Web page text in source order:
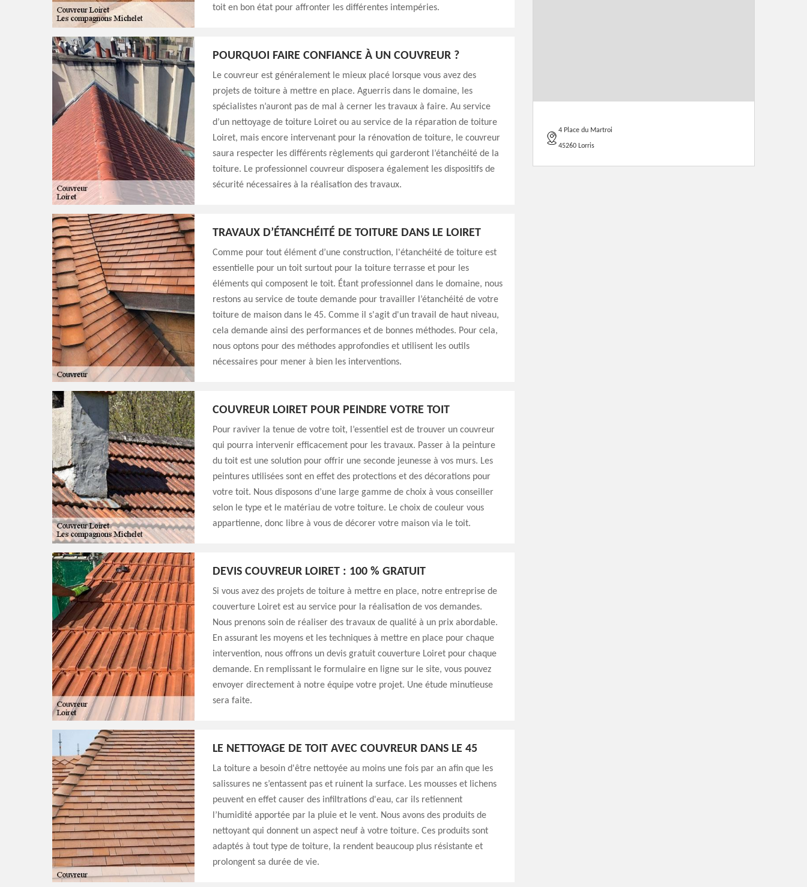
toit en bon état pour affronter les différentes intempéries.
POURQUOI FAIRE CONFIANCE À UN COUVREUR ?
Le couvreur est généralement le mieux placé lorsque vous avez des
projets de toiture à mettre en place. Aguerris dans le domaine, les
spécialistes n’auront pas de mal à cerner les travaux à faire. Au service
d’un nettoyage de toiture Loiret ou au service de la réparation de toiture
Loiret, mais encore intervenant pour la rénovation de toiture, le couvreur
saura respecter les différents règlements qui garderont l’étanchéité de la
toiture. Le professionnel couvreur disposera également les dispositifs de
sécurité nécessaires à la réalisation des travaux.
TRAVAUX D’ÉTANCHÉITÉ DE TOITURE DANS LE LOIRET
Comme pour tout élément d’une construction, l'étanchéité de toiture est
essentielle pour un toit surtout pour la toiture terrasse et pour les
éléments qui composent le toit. Étant professionnel dans le domaine, nous
restons au service de toute demande pour travailler l’étanchéité de votre
toiture de maison dans le 45. Comme il s'agit d'un travail de haut niveau,
cela demande ainsi des performances et de bonnes méthodes. Pour cela,
nous optons pour des méthodes approfondies et utilisent les outils
nécessaires pour mener à bien les interventions.
COUVREUR LOIRET POUR PEINDRE VOTRE TOIT
Pour raviver la tenue de votre toit, l’essentiel est de trouver un couvreur
qui pourra intervenir efficacement pour les travaux. Passer à la peinture
du toit est une solution pour offrir une seconde jeunesse à vos murs. Les
peintures utilisées sont en effet des protections et des décorations pour
votre toit. Nous disposons d’une large gamme de choix à vous conseiller
selon le type et le matériau de votre toiture. Le choix de couleur vous
appartienne, donc libre à vous de décorer votre maison via le toit.
DEVIS COUVREUR LOIRET : 100 % GRATUIT
Si vous avez des projets de toiture à mettre en place, notre entreprise de
couverture Loiret est au service pour la réalisation de vos demandes.
Nous prenons soin de réaliser des travaux de qualité à un prix abordable.
En assurant les moyens et les techniques à mettre en place pour chaque
intervention, nous offrons un devis gratuit couverture Loiret pour chaque
demande. En remplissant le formulaire en ligne sur le site, vous pouvez
envoyer directement à notre équipe votre projet. Une étude minutieuse
sera faite.
LE NETTOYAGE DE TOIT AVEC COUVREUR DANS LE 45
La toiture a besoin d'être nettoyée au moins une fois par an afin que les
salissures ne s’entassent pas et ruinent la surface. Les mousses et lichens
peuvent en effet causer des infiltrations d'eau, car ils retiennent
l’humidité apportée par la pluie et le vent. Nous avons des produits de
nettoyant qui donnent un aspect neuf à votre toiture. Ces produits sont
adaptés à tout type de toiture, la rendent beaucoup plus résistante et
prolongent sa durée de vie.
4 Place du Martroi
45260 Lorris